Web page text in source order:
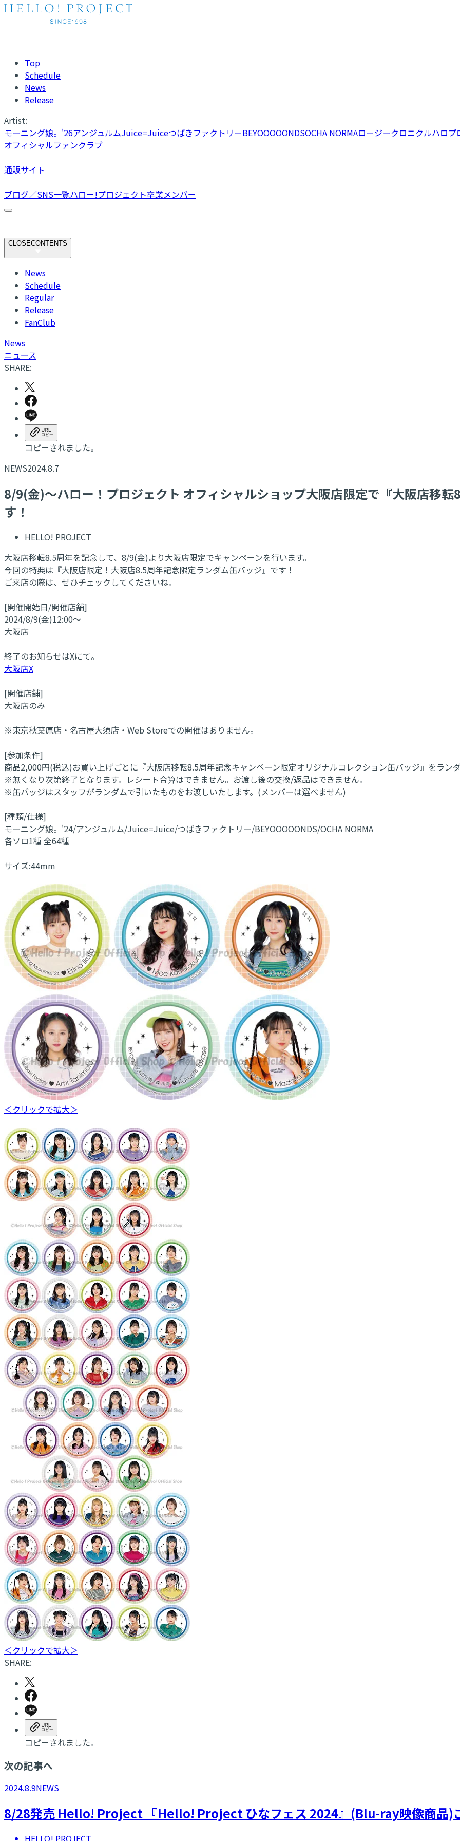
Top
Schedule
News
Release
Artist:
モーニング娘。'26アンジュルムJuice=JuiceつばきファクトリーBEYOOOOONDSOCHA NORMAロージークロニクルハロプ
オフィシャルファンクラブ
通販サイト
ブログ／SNS一覧ハロー!プロジェクト卒業メンバー
CLOSECONTENTS
News
Schedule
Regular
Release
FanClub
News
ニュース
SHARE:
コピーされました。
NEWS2024.8.7
8/9(金)～ハロー！プロジェクト オフィシャルショップ大阪店限定で『大阪店移
す！
HELLO! PROJECT
大阪店移転8.5周年を記念して、8/9(金)より大阪店限定でキャンペーンを行います。
今回の特典は『大阪店限定！大阪店8.5周年記念限定ランダム缶バッジ』です！
ご来店の際は、ぜひチェックしてくださいね。
[開催開始日/開催店舗]
2024/8/9(金)12:00～
大阪店
終了のお知らせはXにて。
大阪店X
[開催店舗]
大阪店のみ
※東京秋葉原店・名古屋大須店・Web Storeでの開催はありません。
[参加条件]
商品2,000円(税込)お買い上げごとに『大阪店移転8.5周年記念キャンペーン限定オリジナルコレクション缶バッジ』をラン
※無くなり次第終了となります。レシート合算はできません。お渡し後の交換/返品はできません。
※缶バッジはスタッフがランダムで引いたものをお渡しいたします。(メンバーは選べません)
[種類/仕様]
モーニング娘。'24/アンジュルム/Juice=Juice/つばきファクトリー/BEYOOOOONDS/OCHA NORMA
各ソロ1種 全64種
サイズ:44mm
＜クリックで拡大＞
＜クリックで拡大＞
SHARE:
コピーされました。
次の記事へ
2024.8.9NEWS
8/28発売 Hello! Project 『Hello! Project ひなフェス 2024』(Blu-ray映像商品)
HELLO! PROJECT